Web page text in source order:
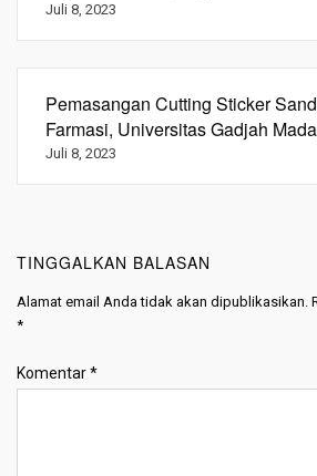
Juli 8, 2023
Pemasangan Cutting Sticker
Farmasi, Universitas Gadjah
Juli 8, 2023
TINGGALKAN BALASAN
Alamat email Anda tidak akan dipublikasikan.
*
Komentar*